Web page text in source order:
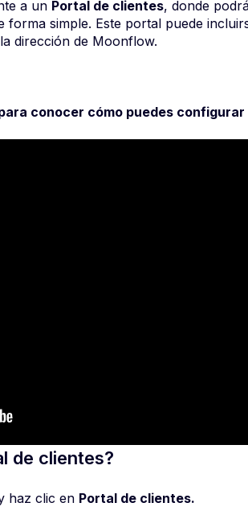
a un Portal de clientes, donde
forma simple. Este portal puede
dirección de Moonflow.
conocer cómo puedes
de clientes?
haz clic en Portal de clientes.